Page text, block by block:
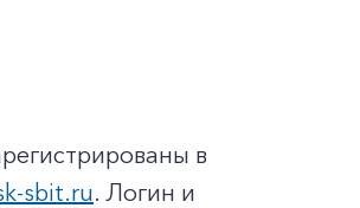
в
sbit.ru. Логин и